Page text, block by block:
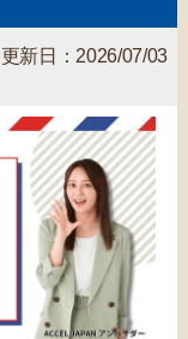
更新日：2026/07/03